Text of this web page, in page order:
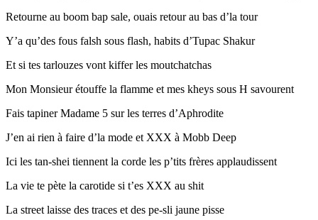
Retourne au boom bap sale, ouais retour au bas d’la tour
Y’a qu’des fous falsh sous flash, habits d’Tupac Shakur
Et si tes tarlouzes vont kiffer les moutchatchas
Mon Monsieur étouffe la flamme et mes kheys sous H savourent
Fais tapiner Madame 5 sur les terres d’Aphrodite
J’en ai rien à faire d’la mode et XXX à Mobb Deep
Ici les tan-shei tiennent la corde les p’tits frères applaudissent
La vie te pète la carotide si t’es XXX au shit
La street laisse des traces et des pe-sli jaune pisse